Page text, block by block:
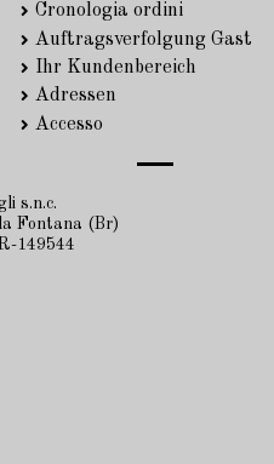
Cronologia ordini
Auftragsverfolgung Gast
Ihr Kundenbereich
Adressen
Accesso
s.n.c.
Fontana (Br)
149544